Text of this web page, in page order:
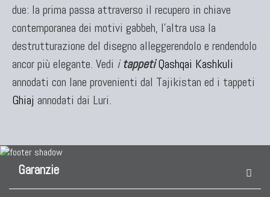
Collezione Zigler
TAPPETI CAUCASICI
Tappeti Caucasici Antichi: Kazak
Tappeti Caucasici Antichi: Karabagh
Tappeti Caucasici Vecchi E Nuovi
due: la prima passa attraverso il recupero in chiave
contemporanea dei motivi gabbeh, l'altra usa la
destrutturazione del disegno alleggerendolo e rendendolo
ancor più elegante. Vedi itappeti Qashqai Kashkuli
annodati con lane provenienti dal Tajikistan ed i tappeti
Ghiaj annodati dai Luri.
Garanzie